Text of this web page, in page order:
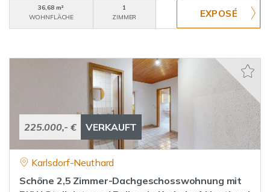
36,68 m²
WOHNFLÄCHE
1
ZIMMER
225.000,- € VERKAUFT
Karlsdorf-Neuthard
Schöne 2,5 Zimmer-Dachgeschosswohnung mit